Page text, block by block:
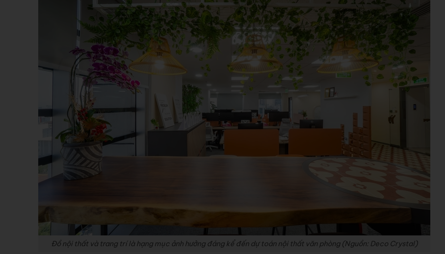
Đồ nội thất và trang trí là hạng mục ảnh hưởng đáng kể đến dự toán nội thất văn phòng (Nguồn: Deco Crystal)